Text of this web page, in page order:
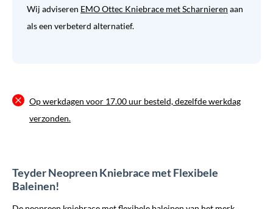
Wij adviseren EMO Ottec Kniebrace met Scharnieren aan
als een verbeterd alternatief.
Op werkdagen voor 17.00 uur besteld, dezelfde werkdag
verzonden.
Teyder Neopreen Kniebrace met Flexibele
Baleinen!